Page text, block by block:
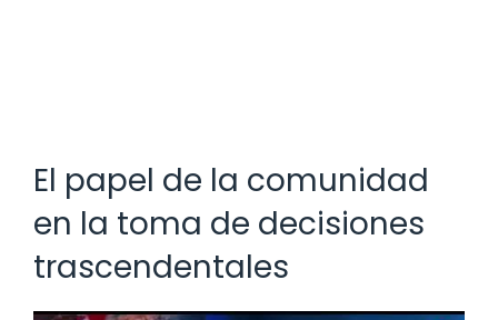
El papel de la comunidad
en la toma de decisiones
trascendentales